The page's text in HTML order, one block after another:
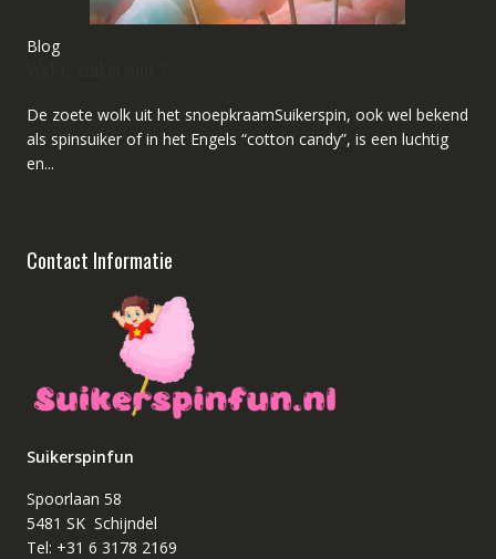
Blog
De zoete wolk uit het snoepkraamSuikerspin, ook wel bekend
als spinsuiker of in het Engels “cotton candy”, is een luchtig
en...
Contact Informatie
Suikerspinfun
Spoorlaan 58
5481 SK Schijndel
Tel: +31 6 3178 2169